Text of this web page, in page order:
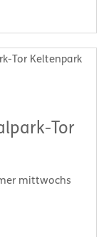
Tor Keltenpark
Tor
mittwochs